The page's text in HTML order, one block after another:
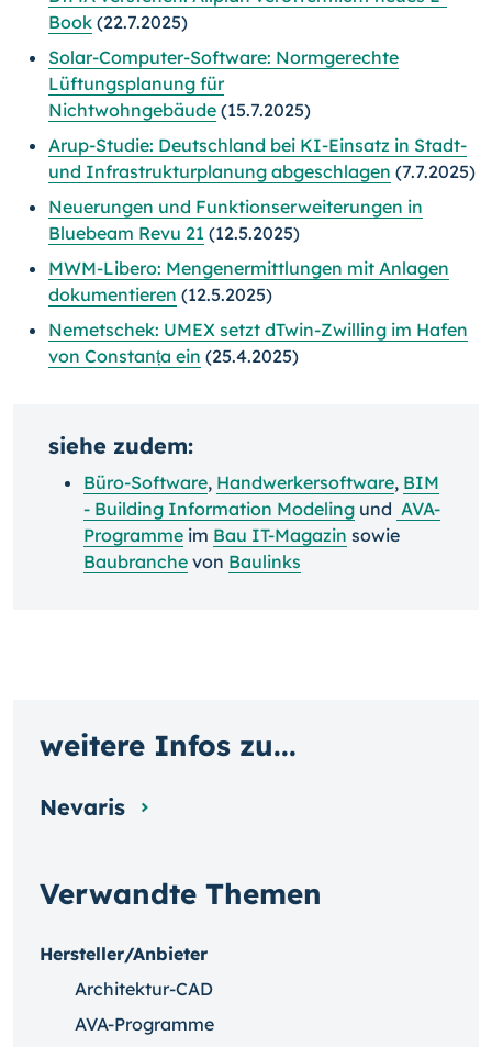
Book (22.7.2025)
Solar-Computer-Software: Normgerechte
Lüftungsplanung für
Nichtwohngebäude (15.7.2025)
Arup-Studie: Deutschland bei KI-Einsatz in Stadt-
und Infrastrukturplanung abgeschlagen (7.7.2025)
Neuerungen und Funktionserweiterungen in
Bluebeam Revu 21 (12.5.2025)
MWM-Libero: Mengenermittlungen mit Anlagen
dokumentieren (12.5.2025)
Nemetschek: UMEX setzt dTwin-Zwilling im Hafen
von Constanța ein (25.4.2025)
siehe zudem:
Büro-Software, Handwerkersoftware, BIM
- Building Information Modeling und AVA-
Programme im Bau IT-Magazin sowie
Baubranche von Baulinks
Verwandte Themen
Hersteller/Anbieter
Architektur-CAD
AVA-Programme
weitere Infos zu...
Nevaris